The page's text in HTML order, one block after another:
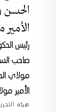
الحسن
رئيس
صاحب
مولاي
الأمير
هيئة التحرير